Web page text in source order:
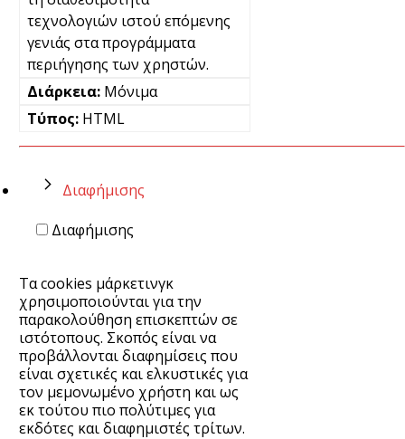
τεχνολογιών ιστού επόμενης
γενιάς στα προγράμματα
περιήγησης των χρηστών.
Μόνιμα
HTML
Διαφήμισης
Διαφήμισης
Τα cookies μάρκετινγκ
χρησιμοποιούνται για την
παρακολούθηση επισκεπτών σε
ιστότοπους. Σκοπός είναι να
προβάλλονται διαφημίσεις που
είναι σχετικές και ελκυστικές για
τον μεμονωμένο χρήστη και ως
εκ τούτου πιο πολύτιμες για
εκδότες και διαφημιστές τρίτων.